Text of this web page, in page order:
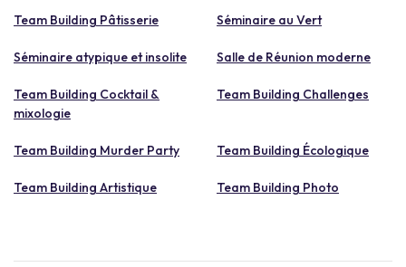
Team Building Pâtisserie Séminaire au Vert
Séminaire atypique et insolite Salle de Réunion moderne
Team Building Cocktail &
mixologie
Team Building Challenges
Team Building Murder Party Team Building Écologique
Team Building Artistique Team Building Photo